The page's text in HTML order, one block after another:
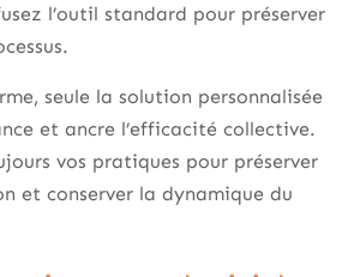
l’outil standard pour préserver
seule la solution personnalisée
et ancre l’efficacité collective.
vos pratiques pour préserver
et conserver la dynamique du